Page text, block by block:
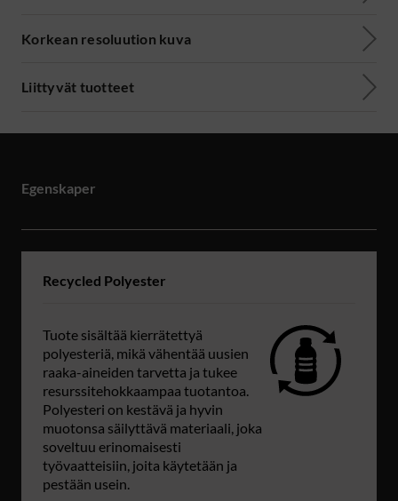
Korkean resoluution kuva
Liittyvät tuotteet
Egenskaper
Recycled Polyester
Tuote sisältää kierrätettyä
polyesteriä, mikä vähentää uusien
raaka-aineiden tarvetta ja tukee
resurssitehokkaampaa tuotantoa.
Polyesteri on kestävä ja hyvin
muotonsa säilyttävä materiaali, joka
soveltuu erinomaisesti
työvaatteisiin, joita käytetään ja
pestään usein.